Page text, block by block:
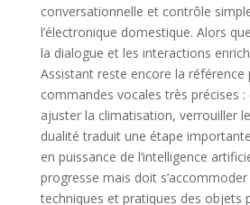
conversationnelle et contrôle
l’électronique domestique. Alors
la dialogue et les interactions
Assistant reste encore la référence
commandes vocales très précises
ajuster la climatisation, verrouiller
dualité traduit une étape
en puissance de l’intelligence
progresse mais doit
techniques et pratiques des objets